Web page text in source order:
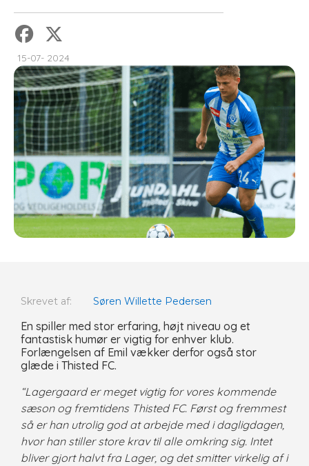
15-07- 2024
Skrevet af: Søren Willette Pedersen
En spiller med stor erfaring, højt niveau og et
fantastisk humør er vigtig for enhver klub.
Forlængelsen af Emil vækker derfor også stor
glæde i Thisted FC.
“Lagergaard er meget vigtig for vores kommende
sæson og fremtidens Thisted FC. Først og fremmest
så er han utrolig god at arbejde med i dagligdagen,
hvor han stiller store krav til alle omkring sig. Intet
bliver gjort halvt fra Lager, og det smitter virkelig af i